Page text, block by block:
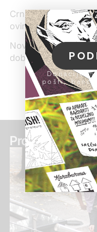
Crnogorska policija
ovim događajem.
Novinari KRIK-a
dobili odgovore.
Pročitaj još:
Donacije
pošti, banci